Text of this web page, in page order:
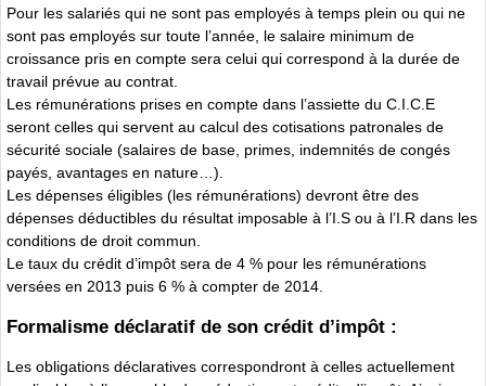
Pour les salariés qui ne sont pas employés à temps plein ou qui ne
sont pas employés sur toute l’année, le salaire minimum de
croissance pris en compte sera celui qui correspond à la durée de
travail prévue au contrat.
Les rémunérations prises en compte dans l’assiette du C.I.C.E
seront celles qui servent au calcul des cotisations patronales de
sécurité sociale (salaires de base, primes, indemnités de congés
payés, avantages en nature…).
Les dépenses éligibles (les rémunérations) devront être des
dépenses déductibles du résultat imposable à l’I.S ou à l’I.R dans les
conditions de droit commun.
Le taux du crédit d’impôt sera de 4 % pour les rémunérations
versées en 2013 puis 6 % à compter de 2014.
Formalisme déclaratif de son crédit d’impôt :
Les obligations déclaratives correspondront à celles actuellement